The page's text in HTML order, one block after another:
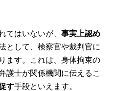
てはいないが、 事実上認め
として、検察官や裁判官に
ます。これは、身体拘束の
護士が関係機関に伝えるこ
す手段といえます。